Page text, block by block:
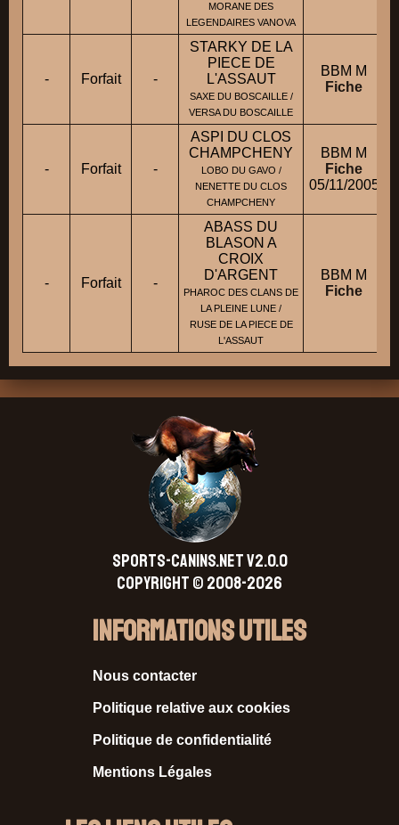
MORANE DES
LEGENDAIRES VANOVA
- Forfait -
STARKY DE LA
PIECE DE
L'ASSAUT
SAXE DU BOSCAILLE /
VERSA DU BOSCAILLE
BBM M
Fiche
- Forfait -
ASPI DU CLOS
CHAMPCHENY
LOBO DU GAVO /
NENETTE DU CLOS
CHAMPCHENY
BBM M
Fiche
05/11/2005
- Forfait -
ABASS DU
BLASON A
CROIX
D'ARGENT
PHAROC DES CLANS DE
LA PLEINE LUNE /
RUSE DE LA PIECE DE
L'ASSAUT
BBM M
Fiche
SPORTS-CANINS.NET V2.0.0
Copyright © 2008-2026
Informations Utiles
Nous contacter
Politique relative aux cookies
Politique de confidentialité
Mentions Légales